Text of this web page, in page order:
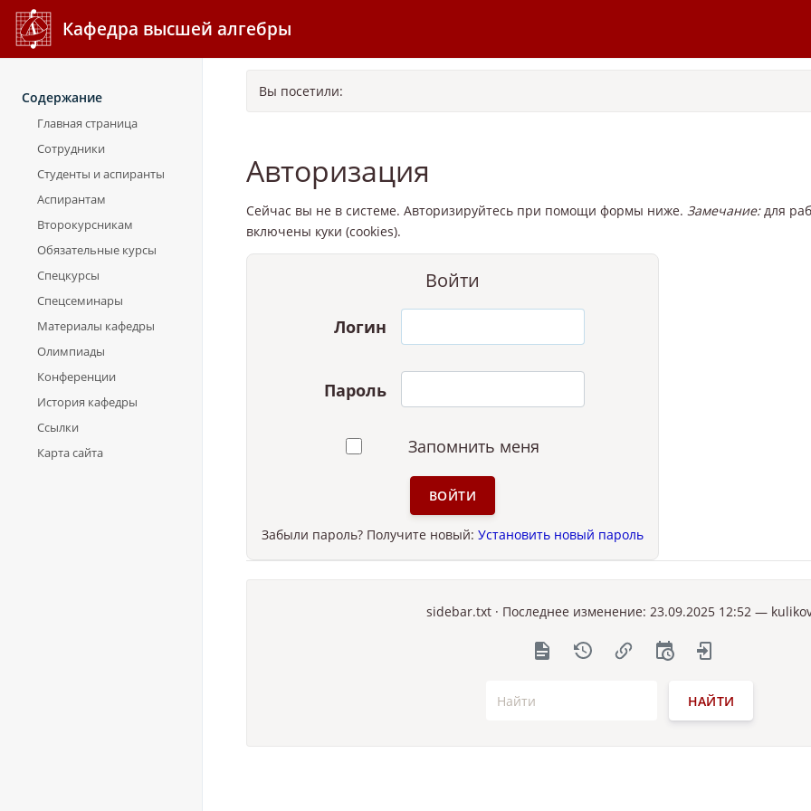
Кафедра высшей алгебры
Содержание
Главная страница
Сотрудники
Студенты и аспиранты
Аспирантам
Второкурсникам
Обязательные курсы
Спецкурсы
Спецсеминары
Материалы кафедры
Олимпиады
Конференции
История кафедры
Ссылки
Карта сайта
Вы посетили:
Авторизация
Сейчас вы не в системе. Авторизируйтесь при помощи формы ниже. Замечание:для
включены куки (cookies).
Войти
Логин
Пароль
Запомнить меня
ВОЙТИ
Забыли пароль? Получите новый: Установить новый пароль
sidebar.txt · Последнее изменение: 23.09.2025 12:52 —
НАЙТИ